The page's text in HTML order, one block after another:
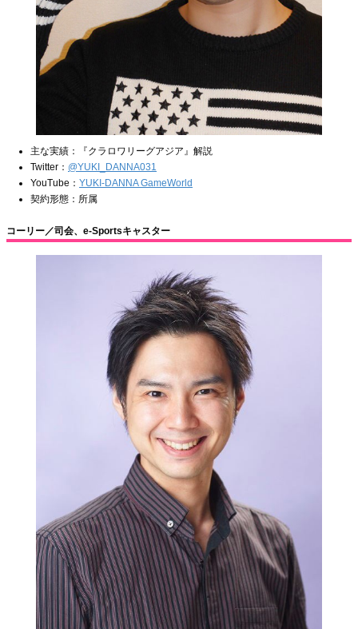
主な実績：『クラロワリーグアジア』解説
Twitter： @YUKI_DANNA031
YouTube： YUKI-DANNA GameWorld
契約形態：所属
コーリー／司会、e-Sportsキャスター